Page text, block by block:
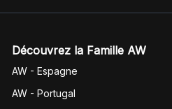
Découvrez la Famille AW
AW - Espagne
AW - Portugal